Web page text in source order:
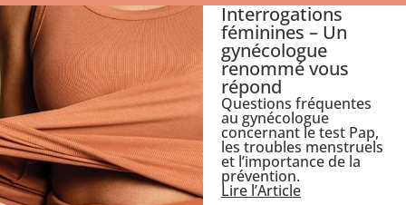
Interrogations
féminines – Un
gynécologue
renommé vous
répond
Questions fréquentes
au gynécologue
concernant le test Pap,
les troubles menstruels
et l’importance de la
prévention.
Lire l’Article